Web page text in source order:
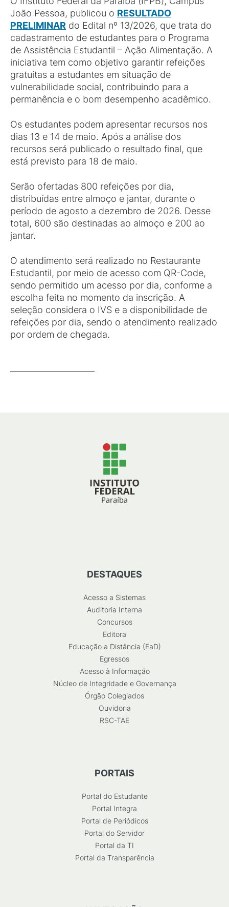
João Pessoa, publicou o RESULTADO
PRELIMINAR do Edital nº 13/2026, que trata do
cadastramento de estudantes para o Programa
de Assistência Estudantil – Ação Alimentação. A
iniciativa tem como objetivo garantir refeições
gratuitas a estudantes em situação de
vulnerabilidade social, contribuindo para a
permanência e o bom desempenho acadêmico.
Os estudantes podem apresentar recursos nos
dias 13 e 14 de maio. Após a análise dos
recursos será publicado o resultado final, que
está previsto para 18 de maio.
Serão ofertadas 800 refeições por dia,
distribuídas entre almoço e jantar, durante o
período de agosto a dezembro de 2026. Desse
total, 600 são destinadas ao almoço e 200 ao
jantar.
O atendimento será realizado no Restaurante
Estudantil, por meio de acesso com QR-Code,
sendo permitido um acesso por dia, conforme a
escolha feita no momento da inscrição. A
seleção considera o IVS e a disponibilidade de
refeições por dia, sendo o atendimento realizado
por ordem de chegada.
DESTAQUES
Acesso a Sistemas
Auditoria Interna
Concursos
Editora
Educação a Distância (EaD)
Egressos
Acesso à Informação
Núcleo de Integridade e Governança
Órgão Colegiados
Ouvidoria
RSC-TAE
PORTAIS
Portal do Estudante
Portal Integra
Portal de Periódicos
Portal do Servidor
Portal da TI
Portal da Transparência